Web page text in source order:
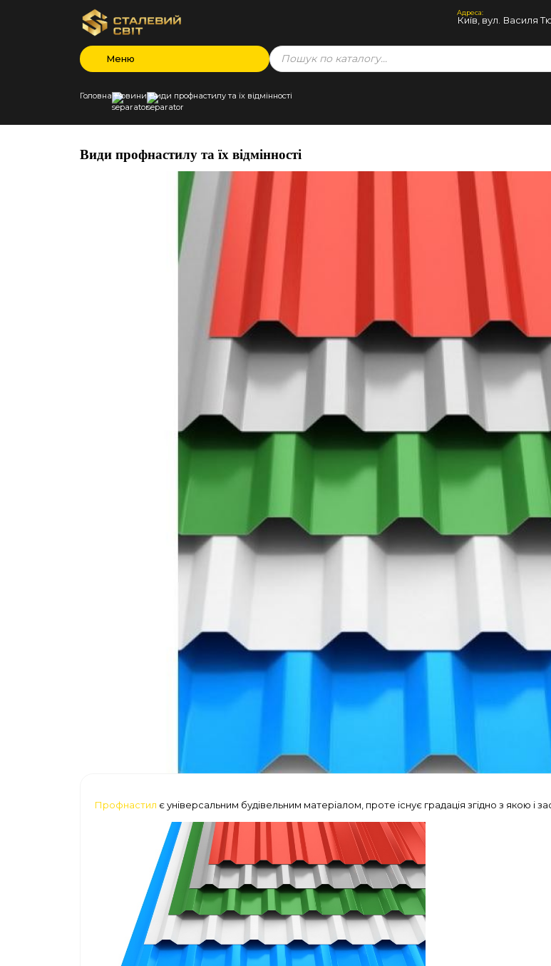
Адреса:
Київ, вул. Василя
Меню
Products
search
Головна Новини Види профнастилу та їх відмінності
Види профнастилу та їх відмінності
Профнастил є універсальним будівельним матеріалом, проте існує градація згідно з якою і